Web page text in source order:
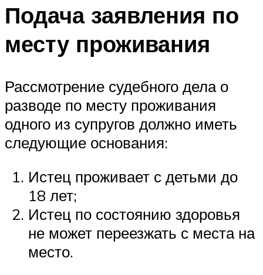
Подача заявления по
месту проживания
Рассмотрение судебного дела о
разводе по месту проживания
одного из супругов должно иметь
следующие основания:
Истец проживает с детьми до
18 лет;
Истец по состоянию здоровья
не может переезжать с места на
место.